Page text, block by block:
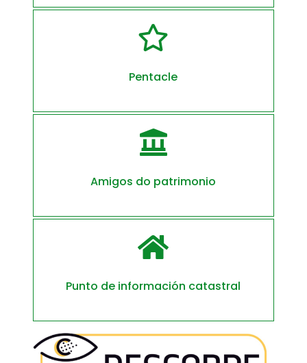

Pentacle

Amigos do patrimonio

Punto de información catastral